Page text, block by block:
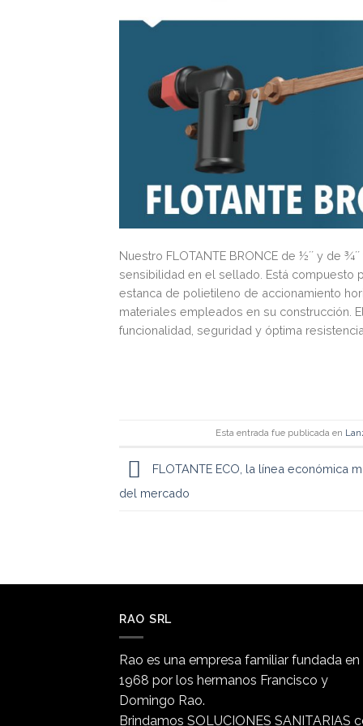
Nuestro FLOTANTE BRONCE de ½´´ y de
sensibilidad en el sellado. Está compuesto
estanca de polietileno de accionamiento
materiales empleados en su construcción.
funcionalidad, seguridad y óptima resistencia.
Esta entrada fue publicada en
FLOTANTE ECO, la línea económica
del mercado
RAO SRL
Rao es una empresa familiar fundada en
1968 por los hermanos Francisco y
Domingo Rao.
Brindamos SOLUCIONES SANITARIAS